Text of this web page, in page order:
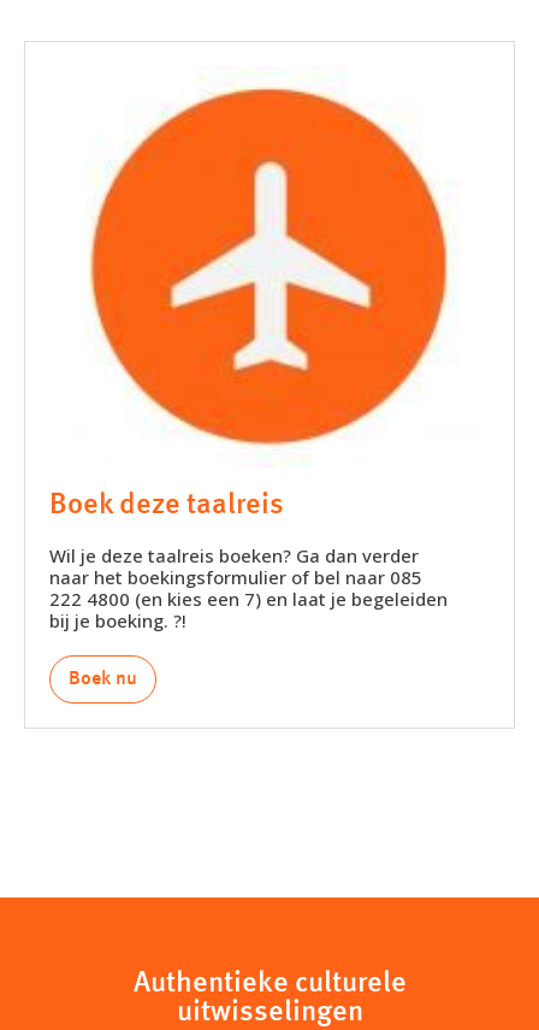
Boek deze taalreis
Wil je deze taalreis boeken? Ga dan verder
naar het boekingsformulier of bel naar 085
222 4800 (en kies een 7) en laat je begeleiden
bij je boeking. ?!
Boek nu
Authentieke culturele
uitwisselingen